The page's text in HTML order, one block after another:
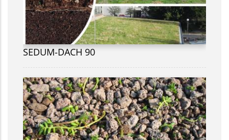
SEDUM-DACH 90